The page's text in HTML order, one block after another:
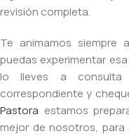
revisión completa.
Te animamos siempre
puedas experimentar
lo lleves a consulta
correspondiente y
Pastora estamos
mejor de nosotros,